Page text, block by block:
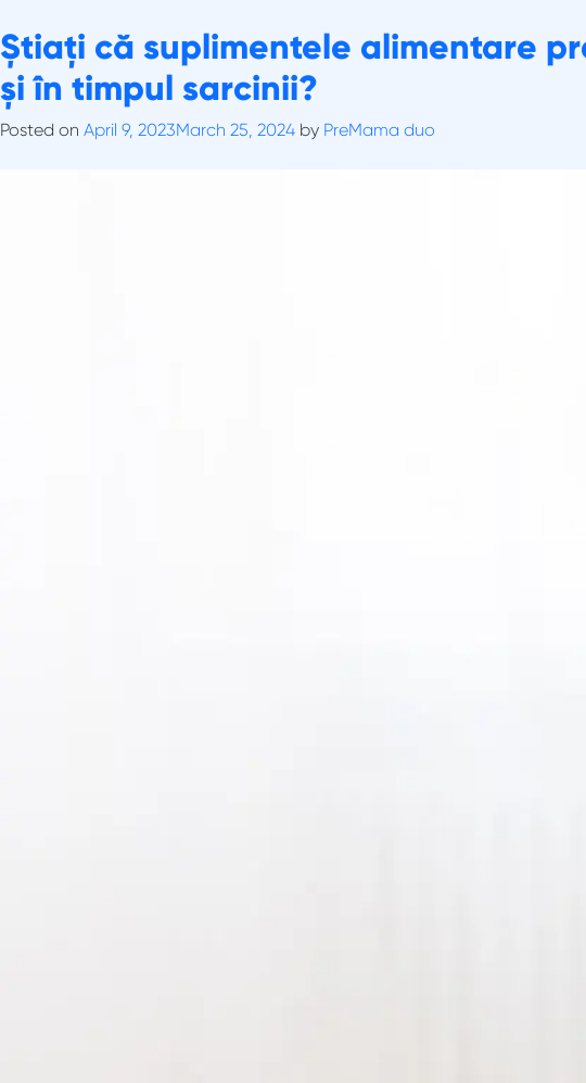
to
content
Depre Noi Recomandări
Tag:par unghii dupa sarcina
Știați că suplimentele alimentare
și în timpul sarcinii?
Posted on April 9, 2023March 25, 2024 by PreMama duo